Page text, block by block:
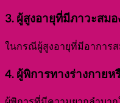
3. ผู้สูงอายุที่มีภาวะสมอ
ในกรณีผู้สูงอายุที่มีอาการส
4. ผู้พิการทางร่างกายห